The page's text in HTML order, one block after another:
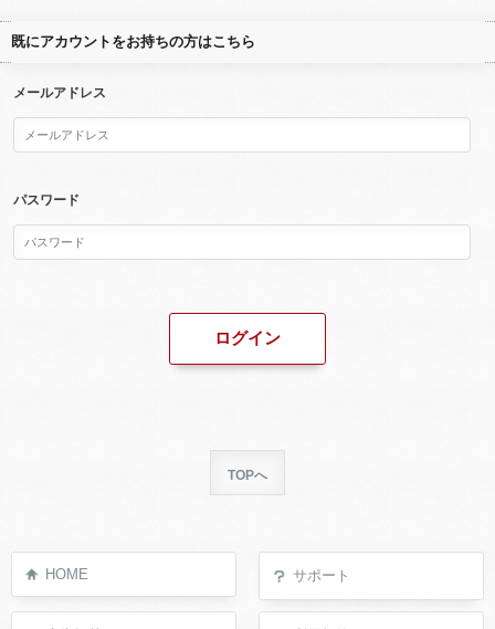
既にアカウントをお持ちの方はこちら
メールアドレス
パスワード
TOPへ
HOME サポート